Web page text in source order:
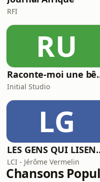
RFI
RU
Initial Studio
LG
LES GENS
LCI - Jérôme Vermelin
Chansons